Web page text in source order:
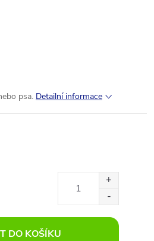
psa. Detailní informace
DO KOŠÍKU